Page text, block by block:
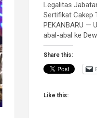
Legalitas
Sertifikat Cakep
PEKANBARU —
abal-abal ke
Share this:
Like this: